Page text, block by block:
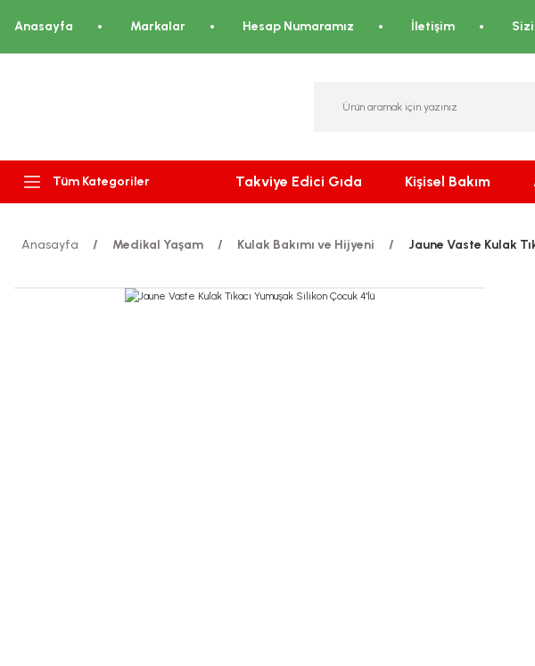
Anasayfa Markalar Hesap Numaramız İletişim
Tüm Kategoriler Takviye Edici Gıda Kişisel Bakım
Anasayfa Medikal Yaşam Kulak Bakımı ve Hijyeni Jaune Vaste Kulak